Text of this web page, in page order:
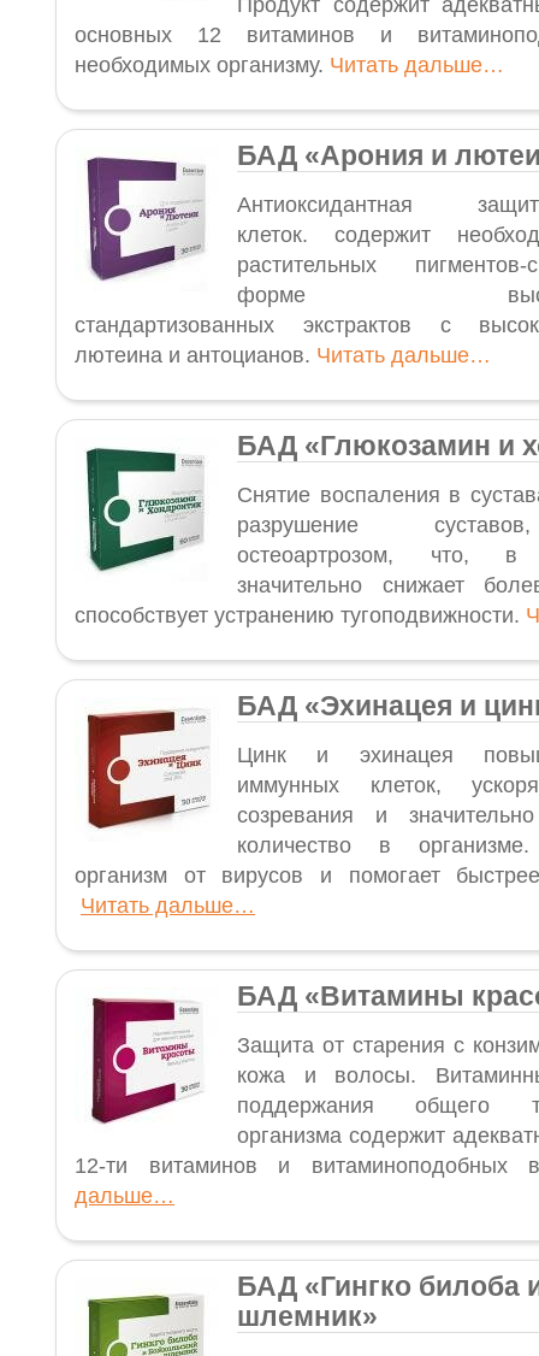
Продукт содержит
основных 12 витаминов и
необходимых организму. Читать дальше…
БАД «Арония и
Антиоксидантная
клеток. содержит
растительных
форме
стандартизованных экстрактов с
лютеина и антоцианов. Читать дальше…
БАД «Глюкозамин и
Снятие воспаления в
разрушение
остеоартрозом, что,
значительно снижает
способствует устранению тугоподвижности.
БАД «Эхинацея и
Цинк и эхинацея
иммунных клеток,
созревания и
количество в
организм от вирусов и помогает
Читать дальше…
БАД «Витамины
Защита от старения с
кожа и волосы.
поддержания общего
организма содержит
12-ти витаминов и
дальше…
БАД «Гингко билоба
шлемник»